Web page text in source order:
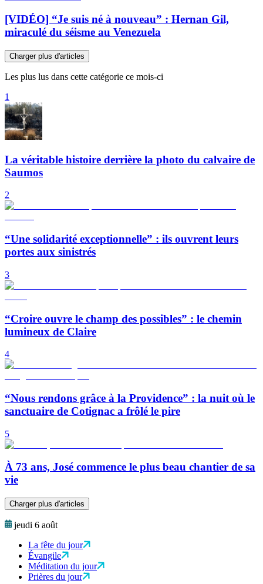
[VIDÉO] “Je suis né à nouveau” : Hernan Gil,
miraculé du séisme au Venezuela
Charger plus d'articles
Les plus lus dans cette catégorie ce mois-ci
1
La véritable histoire derrière la photo du calvaire de
Saumos
2
“Une solidarité exceptionnelle” : ils ouvrent leurs
portes aux sinistrés
3
“Croire ouvre le champ des possibles” : le chemin
lumineux de Claire
4
“Nous rendons grâce à la Providence” : la nuit où le
sanctuaire de Cotignac a frôlé le pire
5
À 73 ans, José commence le plus beau chantier de sa
vie
Charger plus d'articles
jeudi 6 août
La fête du jour
Évangile
Méditation du jour
Prières du jour